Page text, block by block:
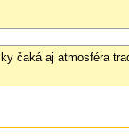
čaká aj atmosféra